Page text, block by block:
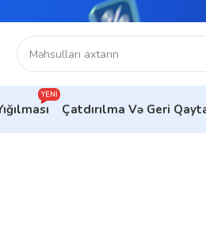
YENI
Çatdırılma Və Geri